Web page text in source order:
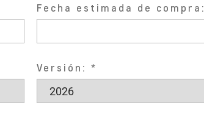
Fecha estimada de compra:
Versión: